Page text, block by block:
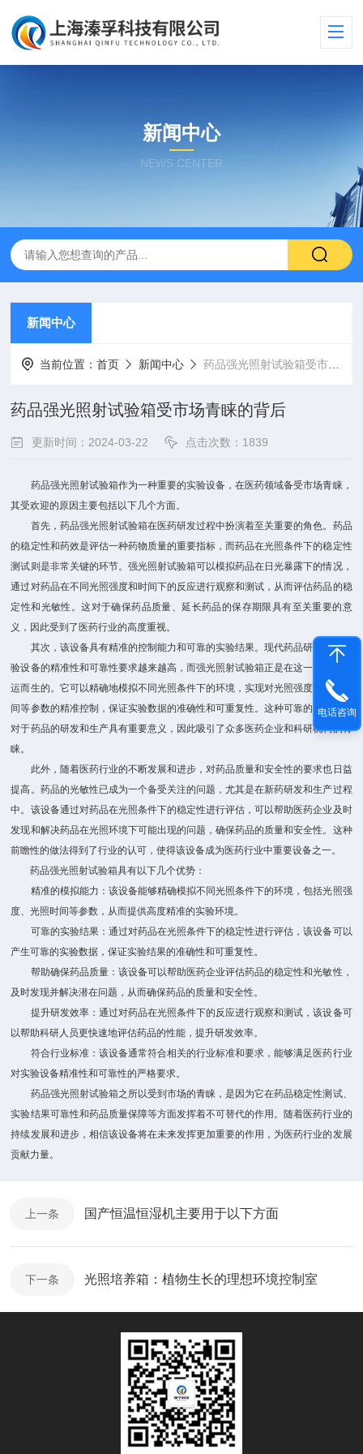
新闻中心
NEWS CENTER
新闻中心
当前位置：首页 新闻中心 药品强光照射试验箱受市场青睐的背后
药品强光照射试验箱受市场青睐的背后
更新时间：2024-03-22 点击次数：1839
药品强光照射试验箱作为一种重要的实验设备，在医药领域备受市场青睐，
其受欢迎的原因主要包括以下几个方面。
首先，药品强光照射试验箱在医药研发过程中扮演着至关重要的角色。药品
的稳定性和药效是评估一种药物质量的重要指标，而药品在光照条件下的稳定性
测试则是非常关键的环节。强光照射试验箱可以模拟药品在日光暴露下的情况，
通过对药品在不同光照强度和时间下的反应进行观察和测试，从而评估药品的稳
定性和光敏性。这对于确保药品质量、延长药品的保存期限具有至关重要的意
义，因此受到了医药行业的高度重视。
其次，该设备具有精准的控制能力和可靠的实验结果。现代药品研发对于实
验设备的精准性和可靠性要求越来越高，而强光照射试验箱正是在这一需求下应
运而生的。它可以精确地模拟不同光照条件下的环境，实现对光照强度、光照时
间等参数的精准控制，保证实验数据的准确性和可重复性。这种可靠的实验结果
对于药品的研发和生产具有重要意义，因此吸引了众多医药企业和科研机构的青
睐。
此外，随着医药行业的不断发展和进步，对药品质量和安全性的要求也日益
提高。药品的光敏性已成为一个备受关注的问题，尤其是在新药研发和生产过程
中。该设备通过对药品在光照条件下的稳定性进行评估，可以帮助医药企业及时
发现和解决药品在光照环境下可能出现的问题，确保药品的质量和安全性。这种
前瞻性的做法得到了行业的认可，使得该设备成为医药行业中重要设备之一。
药品强光照射试验箱具有以下几个优势：
精准的模拟能力：该设备能够精确模拟不同光照条件下的环境，包括光照强
度、光照时间等参数，从而提供高度精准的实验环境。
可靠的实验结果：通过对药品在光照条件下的稳定性进行评估，该设备可以
产生可靠的实验数据，保证实验结果的准确性和可重复性。
帮助确保药品质量：该设备可以帮助医药企业评估药品的稳定性和光敏性，
及时发现并解决潜在问题，从而确保药品的质量和安全性。
提升研发效率：通过对药品在光照条件下的反应进行观察和测试，该设备可
以帮助科研人员更快速地评估药品的性能，提升研发效率。
符合行业标准：该设备通常符合相关的行业标准和要求，能够满足医药行业
对实验设备精准性和可靠性的严格要求。
药品强光照射试验箱之所以受到市场的青睐，是因为它在药品稳定性测试、
实验结果可靠性和药品质量保障等方面发挥着不可替代的作用。随着医药行业的
持续发展和进步，相信该设备将在未来发挥更加重要的作用，为医药行业的发展
贡献力量。
上一条 国产恒温恒湿机主要用于以下方面
下一条 光照培养箱：植物生长的理想环境控制室
电话咨询